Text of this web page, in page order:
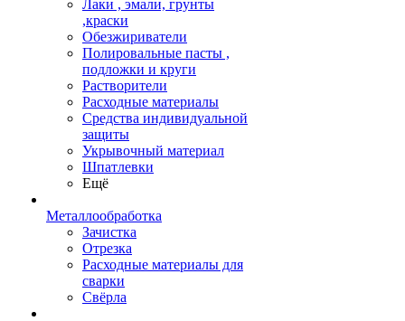
Лаки , эмали, грунты
,краски
Обезжириватели
Полировальные пасты ,
подложки и круги
Растворители
Расходные материалы
Средства индивидуальной
защиты
Укрывочный материал
Шпатлевки
Ещё
Металлообработка
Зачистка
Отрезка
Расходные материалы для
сварки
Свёрла